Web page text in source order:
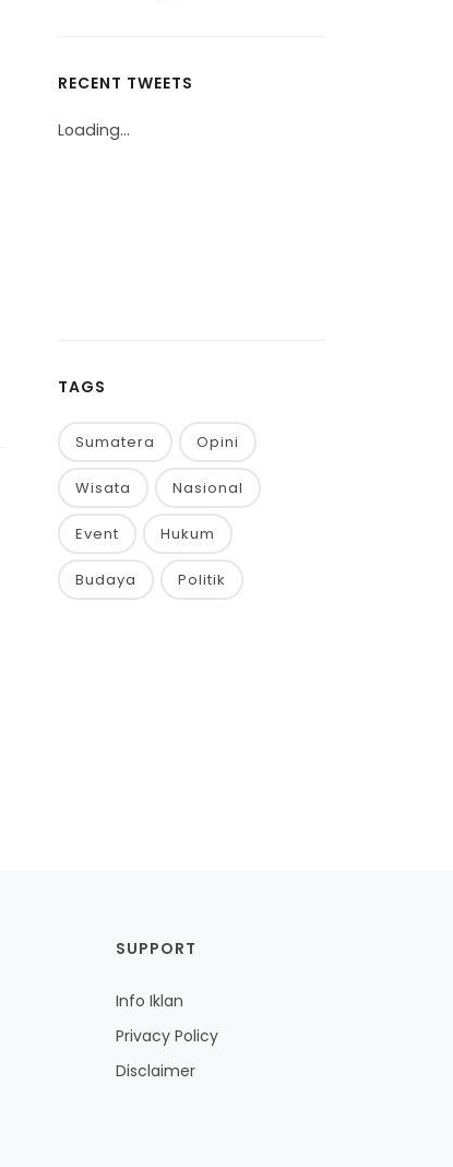
RECENT TWEETS
Loading...
TAGS
Sumatera Opini
Wisata Nasional
Event Hukum
Budaya Politik
SUPPORT
Info Iklan
Privacy Policy
Disclaimer